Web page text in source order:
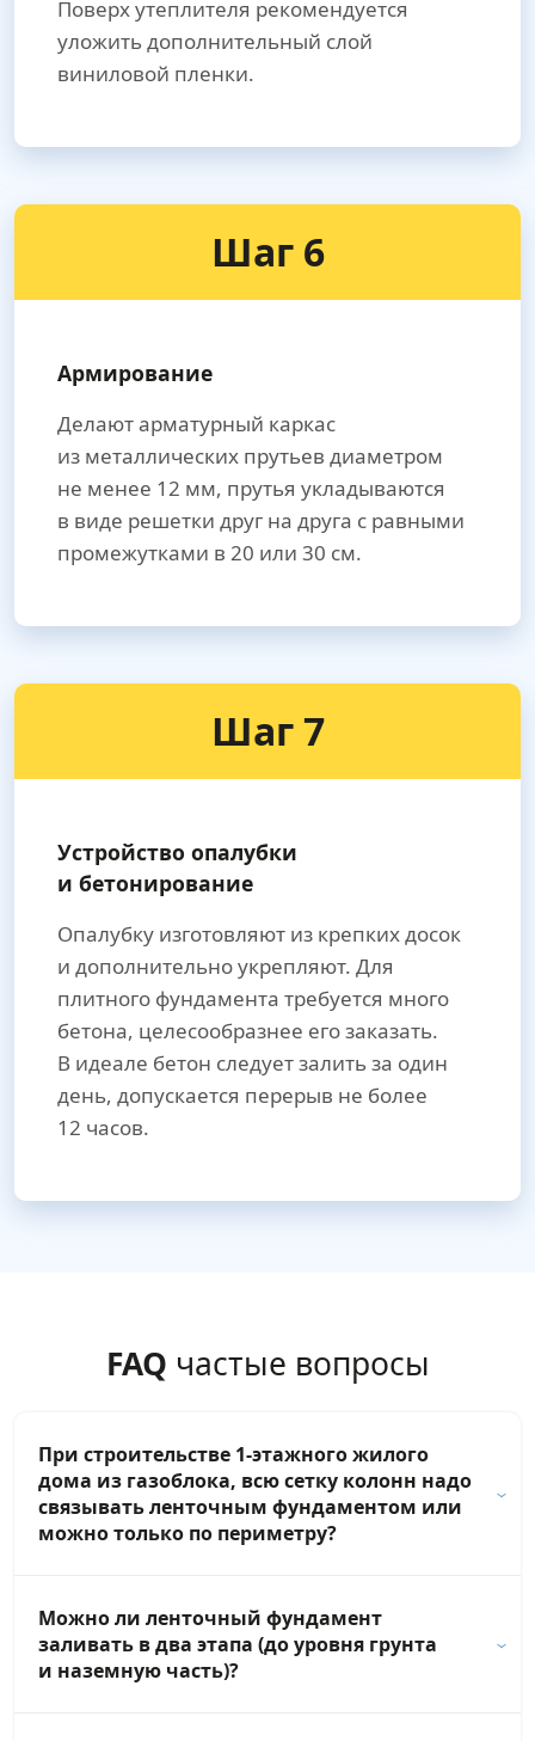
Поверх утеплителя рекомендуется
уложить дополнительный слой
виниловой пленки.
Шаг 6
Армирование
Делают арматурный каркас
из металлических прутьев диаметром
не менее 12 мм, прутья укладываются
в виде решетки друг на друга с равными
промежутками в 20 или 30 см.
Шаг 7
Устройство опалубки
и бетонирование
Опалубку изготовляют из крепких досок
и дополнительно укрепляют. Для
плитного фундамента требуется много
бетона, целесообразнее его заказать.
В идеале бетон следует залить за один
день, допускается перерыв не более
12 часов.
FAQ частые вопросы
При строительстве 1-этажного жилого
дома из газоблока, всю сетку колонн надо
связывать ленточным фундаментом или
можно только по периметру?
Можно ли ленточный фундамент
заливать в два этапа (до уровня грунта
и наземную часть)?